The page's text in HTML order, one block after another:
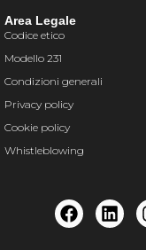
Area Legale
Codice etico
Modello 231
Condizioni generali
Privacy policy
Cookie policy
Whistleblowing